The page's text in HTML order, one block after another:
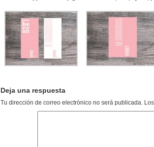
Deja una respuesta
Tu dirección de correo electrónico no será publicada.